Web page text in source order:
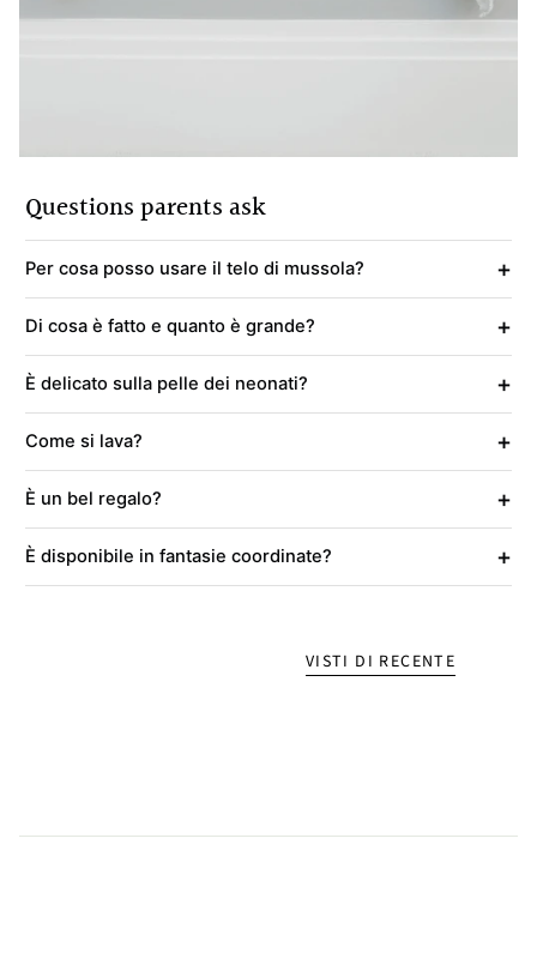
Questions parents ask
Per cosa posso usare il telo di mussola? +
Di cosa è fatto e quanto è grande? +
È delicato sulla pelle dei neonati? +
Come si lava? +
È un bel regalo? +
È disponibile in fantasie coordinate? +
VISTI DI RECENTE